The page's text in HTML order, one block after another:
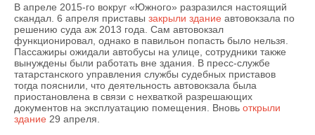
В апреле 2015-го вокруг «Южного» разразился настоящий
скандал. 6 апреля приставы закрыли здание автовокзала по
решению суда аж 2013 года. Сам автовокзал
функционировал, однако в павильон попасть было нельзя.
Пассажиры ожидали автобусы на улице, сотрудники также
вынуждены были работать вне здания. В пресс-службе
татарстанского управления службы судебных приставов
тогда пояснили, что деятельность автовокзала была
приостановлена в связи с нехваткой разрешающих
документов на эксплуатацию помещения. Вновь открыли
здание 29 апреля.